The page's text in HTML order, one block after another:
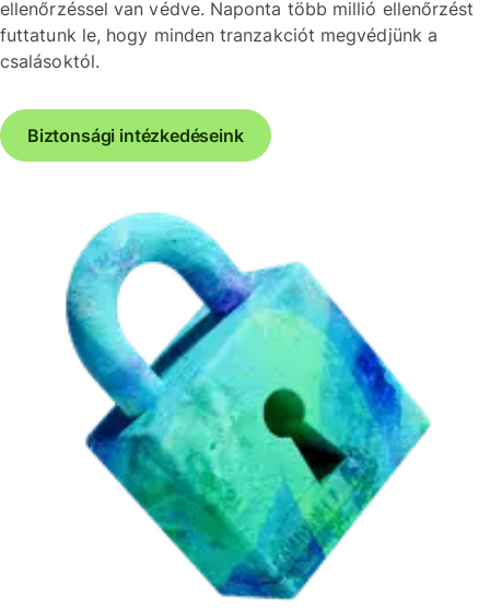
ellenőrzéssel van védve. Naponta több millió ellenőrzést
futtatunk le, hogy minden tranzakciót megvédjünk a
csalásoktól.
Biztonsági intézkedéseink